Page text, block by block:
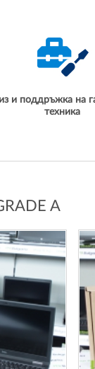
и поддръжка на
техника
A